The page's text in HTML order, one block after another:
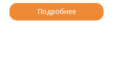
Подробнее